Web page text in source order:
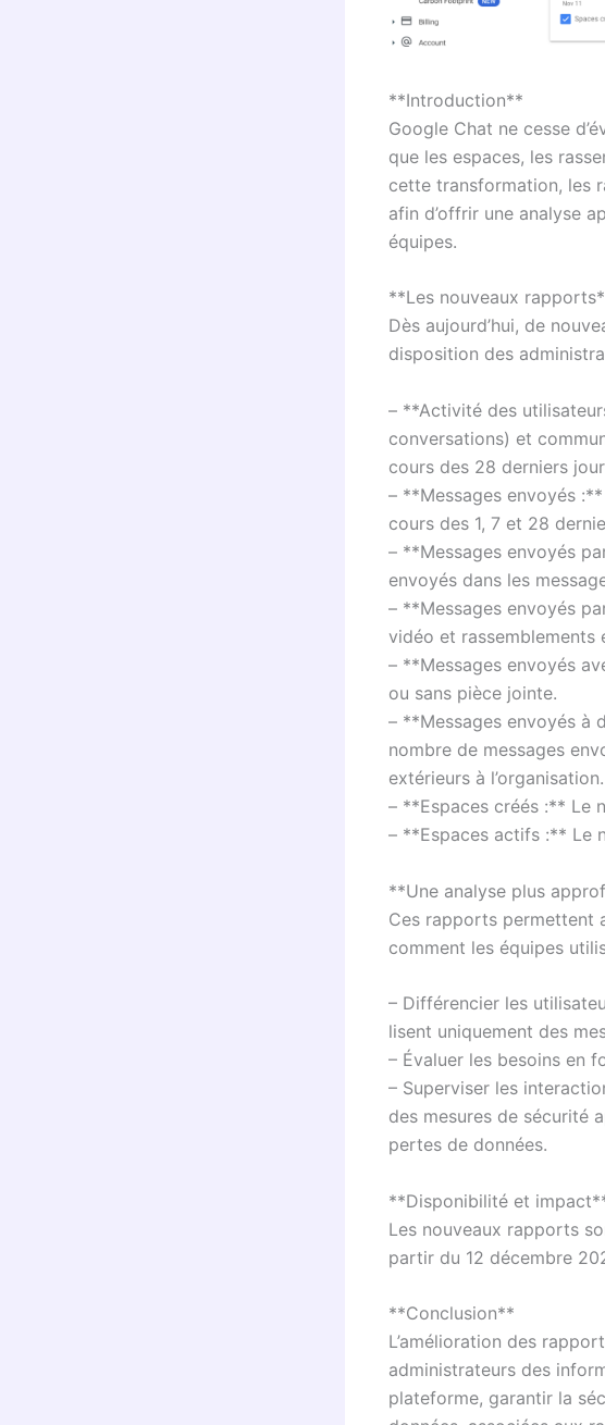
**Introduction**
Google Chat ne cesse
que les espaces, les
cette transformation, les
afin d’offrir une analyse
équipes.
**Les nouveaux
Dès aujourd’hui, de
disposition des
– **Activité des
conversations) et
cours des 28 derniers
– **Messages envoyés
cours des 1, 7 et 28
– **Messages envoyés
envoyés dans les
– **Messages envoyés
vidéo et rassemblements
– **Messages envoyés
ou sans pièce jointe.
– **Messages envoyés à
nombre de messages
extérieurs à l’organisation.
– **Espaces créés :** Le
– **Espaces actifs :** Le
**Une analyse plus
Ces rapports permettent
comment les équipes
– Différencier les
lisent uniquement des
– Évaluer les besoins en
– Superviser les
des mesures de sécurité
pertes de données.
**Disponibilité et
Les nouveaux rapports
partir du 12 décembre
**Conclusion**
L’amélioration des
administrateurs des
plateforme, garantir la